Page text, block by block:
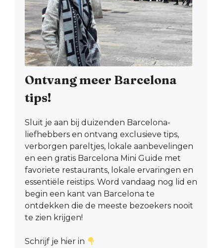
Ontvang meer Barcelona
tips!
Sluit je aan bij duizenden Barcelona-
liefhebbers en ontvang exclusieve tips,
verborgen pareltjes, lokale aanbevelingen
en een gratis Barcelona Mini Guide met
favoriete restaurants, lokale ervaringen en
essentiële reistips. Word vandaag nog lid en
begin een kant van Barcelona te
ontdekken die de meeste bezoekers nooit
te zien krijgen!
Schrijf je hier in